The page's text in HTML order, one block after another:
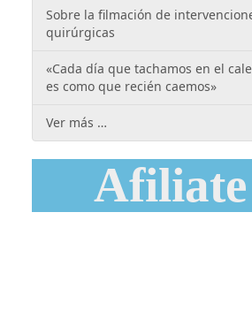
Sobre la filmación de
quirúrgicas
«Cada día que tachamos en el
es como que recién caemos»
Ver más …
Afiliate